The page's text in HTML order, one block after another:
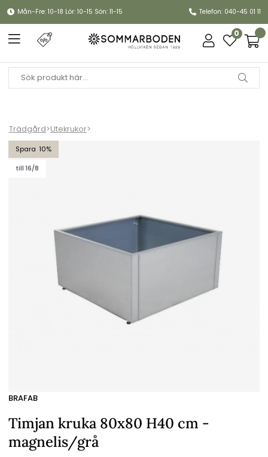
Mån-Fre: 10-18 Lör: 10-15 Sön: 11-15 Telefon: 040-45 01 11
0
Trädgård>Utekrukor>
10
till 16/8
Timjan kruka 80x80 H40 cm - magnelis/grå
BRAFAB
Timjan kruka 80x80 H40 cm -
magnelis/grå